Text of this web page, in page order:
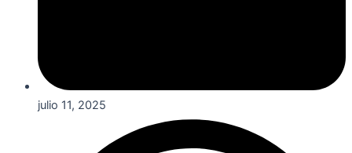
julio 11, 2025